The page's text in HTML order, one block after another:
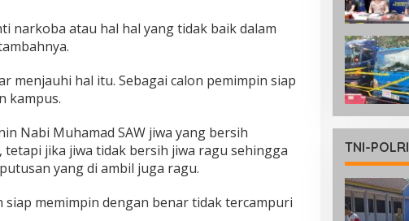
narkoba atau hal hal yang tidak baik dalam
menjauhi hal itu. Sebagai calon pemimpin siap
kampus.
Nabi Muhamad SAW jiwa yang bersih
jika jiwa tidak bersih jiwa ragu sehingga
yang di ambil juga ragu.
siap memimpin dengan benar tidak tercampuri
TNI-POLRI